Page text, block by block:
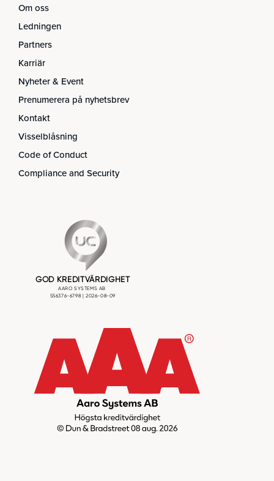
Om oss
Ledningen
Partners
Karriär
Nyheter & Event
Prenumerera på nyhetsbrev
Kontakt
Visselblåsning
Code of Conduct
Compliance and Security